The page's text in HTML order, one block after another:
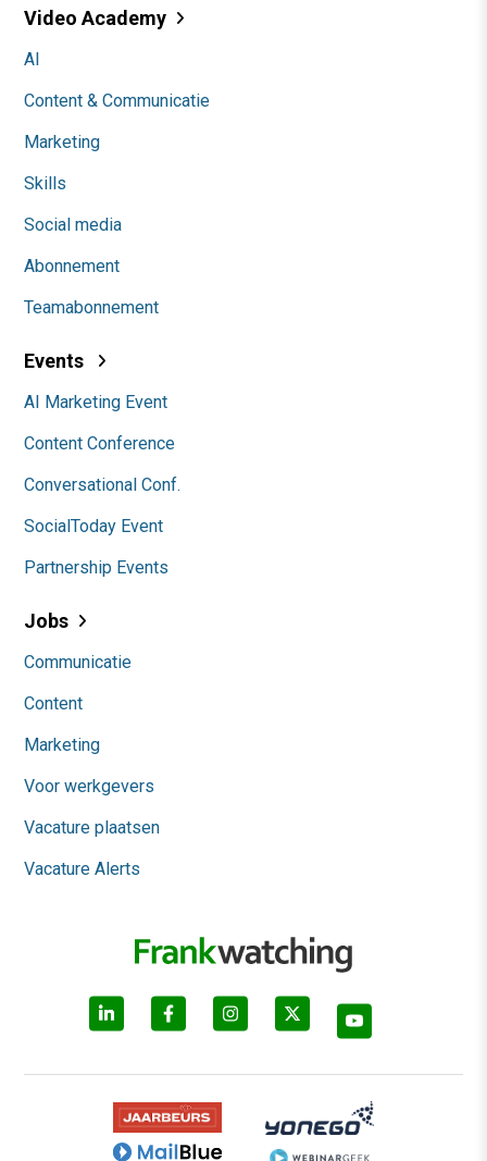
Video Academy
AI
Content & Communicatie
Marketing
Skills
Social media
Abonnement
Teamabonnement
Events
AI Marketing Event
Content Conference
Conversational Conf.
SocialToday Event
Partnership Events
Jobs
Communicatie
Content
Marketing
Voor werkgevers
Vacature plaatsen
Vacature Alerts